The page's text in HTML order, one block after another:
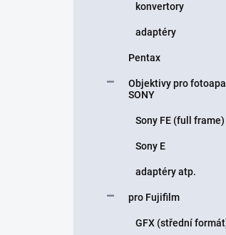
konvertory
adaptéry
Pentax
Objektivy pro
SONY
Sony FE (full frame)
Sony E
adaptéry atp.
pro Fujifilm
GFX (střední